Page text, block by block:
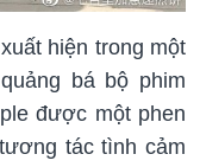
hiện trong một
bá bộ phim
được một phen
tác tình cảm